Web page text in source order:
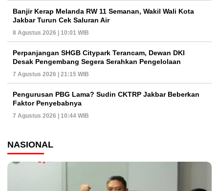
Banjir Kerap Melanda RW 11 Semanan, Wakil Wali Kota
Jakbar Turun Cek Saluran Air
8 Agustus 2026 | 10:01 WIB
Perpanjangan SHGB Citypark Terancam, Dewan DKI
Desak Pengembang Segera Serahkan Pengelolaan
7 Agustus 2026 | 21:15 WIB
Pengurusan PBG Lama? Sudin CKTRP Jakbar Beberkan
Faktor Penyebabnya
7 Agustus 2026 | 10:44 WIB
NASIONAL